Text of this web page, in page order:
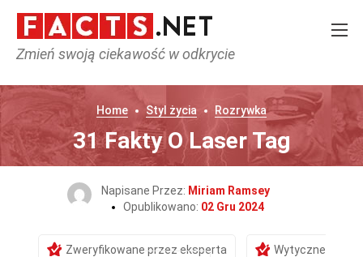
Zmień swoją ciekawość w odkrycie
Home Styl życia Rozrywka
31 Fakty O Laser Tag
Napisane Przez: Miriam Ramsey
Opublikowano: 02 Gru 2024
Zweryfikowane przez eksperta
Wytyczne